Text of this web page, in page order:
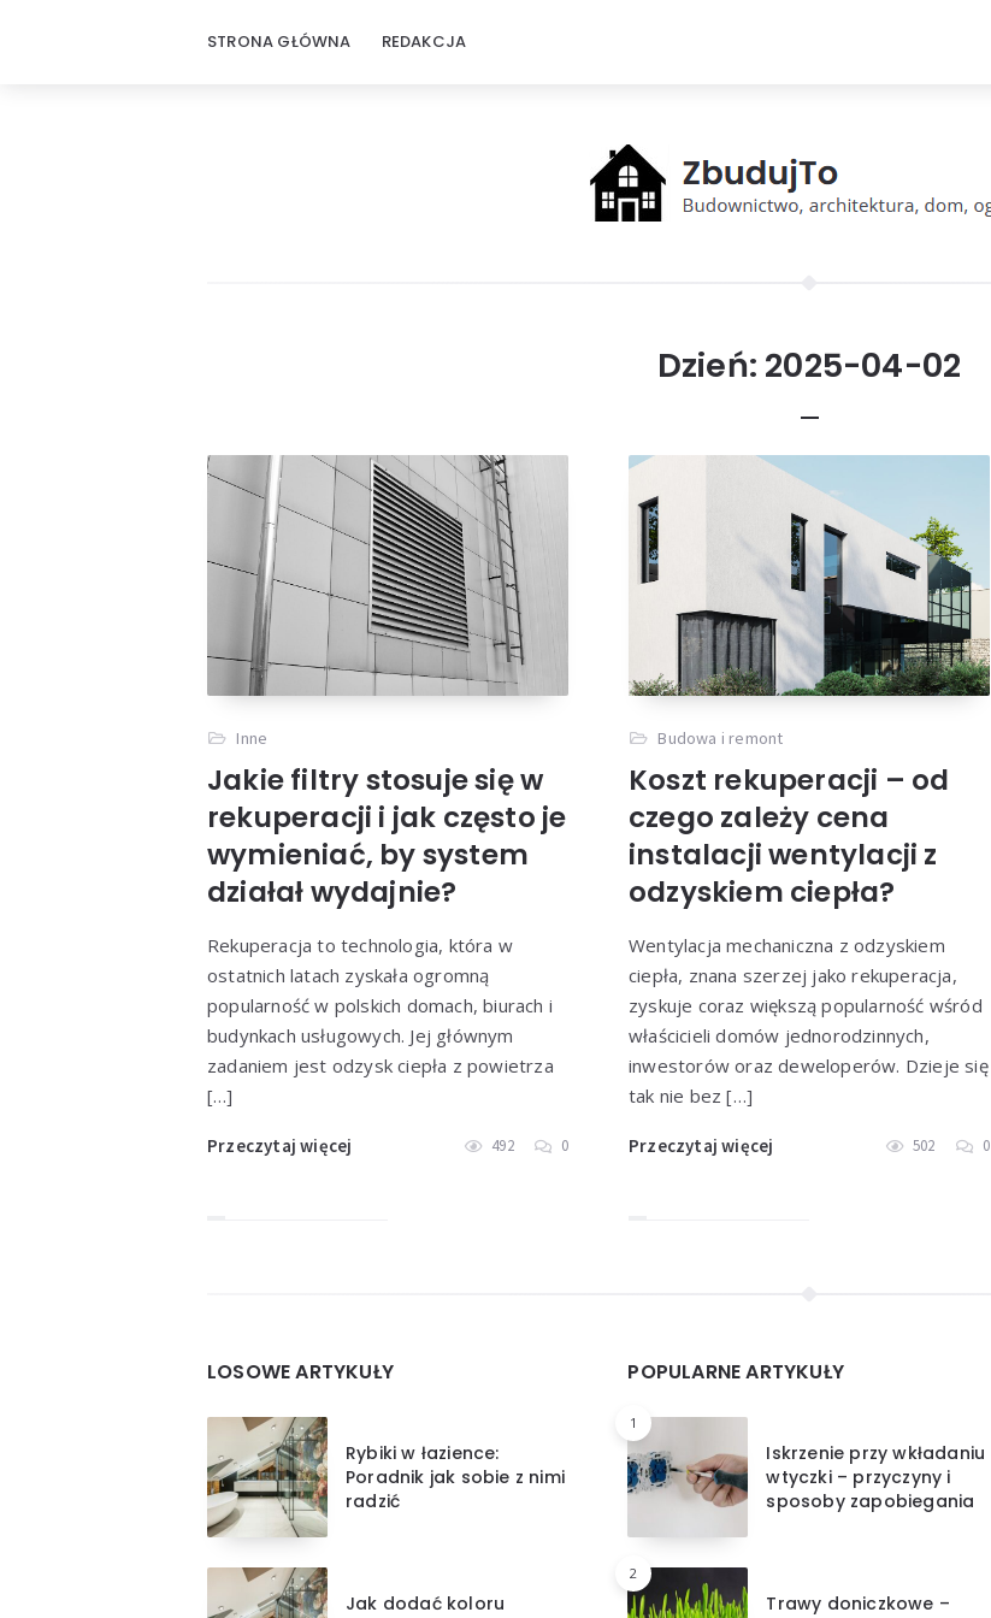
STRONA GŁÓWNA REDAKCJA
Dzień: 2025-04-02
Inne
Jakie filtry stosuje się w
rekuperacji i jak często je
wymieniać, by system
działał wydajnie?
Rekuperacja to technologia, która w
ostatnich latach zyskała ogromną
popularność w polskich domach, biurach i
budynkach usługowych. Jej głównym
zadaniem jest odzysk ciepła z powietrza
[…]
Przeczytaj więcej 492 0
Budowa i remont
Koszt rekuperacji – od
czego zależy cena
instalacji wentylacji z
odzyskiem ciepła?
Wentylacja mechaniczna z odzyskiem
ciepła, znana szerzej jako rekuperacja,
zyskuje coraz większą popularność wśród
właścicieli domów jednorodzinnych,
inwestorów oraz deweloperów. Dzieje się
tak nie bez […]
Przeczytaj więcej 502 0
LOSOWE ARTYKUŁY
Rybiki w łazience:
Poradnik jak sobie z nimi
radzić
Jak dodać koloru
POPULARNE ARTYKUŁY
1
Iskrzenie przy wkładaniu
wtyczki – przyczyny i
sposoby zapobiegania
2
Trawy doniczkowe –